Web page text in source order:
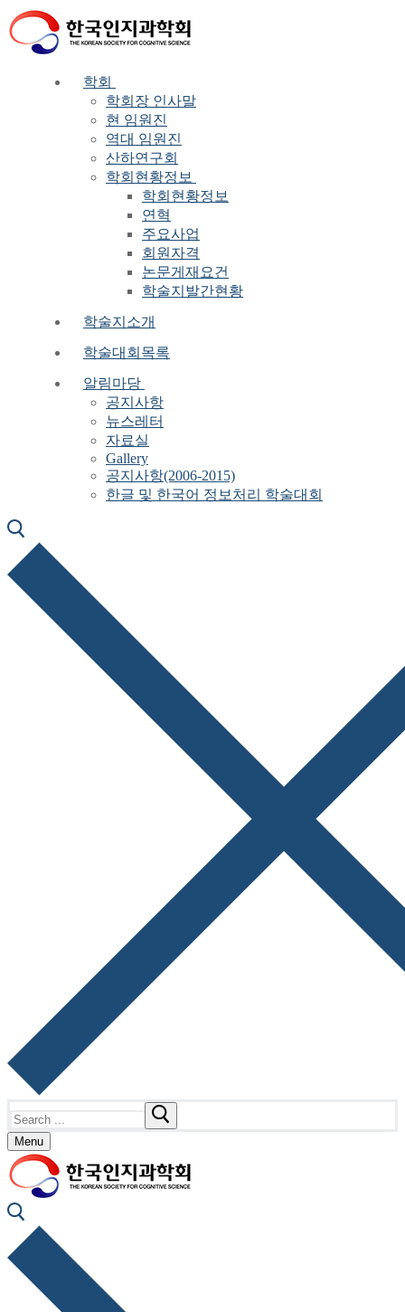
Skip
to
content
Menu
Close
학회
학회장 인사말
현 임원진
역대 임원진
산하연구회
학회현황정보
학회현황정보
연혁
주요사업
회원자격
논문게재요건
학술지발간현황
학술지소개
학술대회목록
알림마당
공지사항
뉴스레터
자료실
Gallery
공지사항(2006-2015)
한글 및 한국어 정보처리 학술대회
for:
Menu